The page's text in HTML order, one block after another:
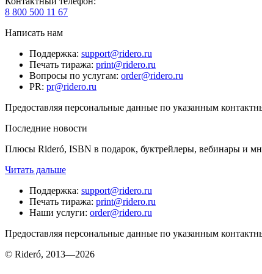
8 800 500 11 67
Написать нам
Поддержка: support@ridero.ru
Печать тиража: print@ridero.ru
Вопросы по услугам: order@ridero.ru
PR: pr@ridero.ru
Предоставляя персональные данные по указанным
Последние новости
Плюсы Rideró, ISBN в подарок, буктрейлеры, вебинары и
Читать дальше
Поддержка: support@ridero.ru
Печать тиража: print@ridero.ru
Наши услуги: order@ridero.ru
Предоставляя персональные данные по указанным
© Rideró, 2013—2026